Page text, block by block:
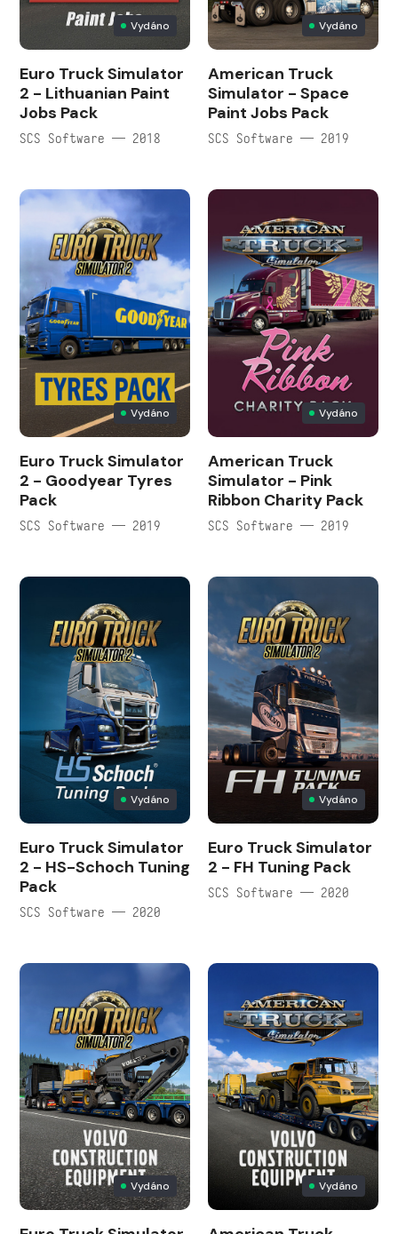
Vydáno
Euro Truck Simulator
2 - Lithuanian Paint
Jobs Pack
SCS Software — 2018
Vydáno
American Truck
Simulator - Space
Paint Jobs Pack
SCS Software — 2019
Vydáno
Euro Truck Simulator
2 - Goodyear Tyres
Pack
SCS Software — 2019
Vydáno
American Truck
Simulator - Pink
Ribbon Charity Pack
SCS Software — 2019
Vydáno
Euro Truck Simulator
2 - HS-Schoch Tuning
Pack
SCS Software — 2020
Vydáno
Euro Truck Simulator
2 - FH Tuning Pack
SCS Software — 2020
Vydáno Vydáno